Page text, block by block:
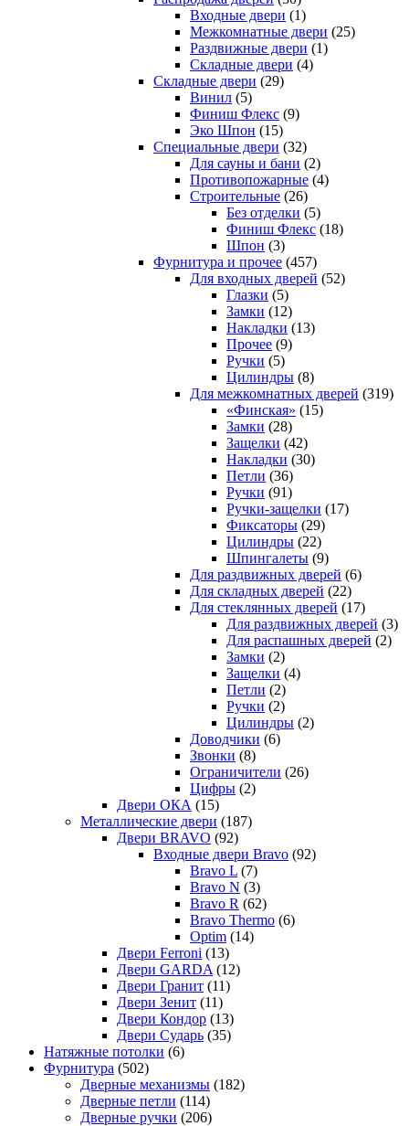
Входные двери (1)
Межкомнатные двери (25)
Раздвижные двери (1)
Складные двери (4)
Складные двери (29)
Винил (5)
Финиш Флекс (9)
Эко Шпон (15)
Специальные двери (32)
Для сауны и бани (2)
Противопожарные (4)
Строительные (26)
Без отделки (5)
Финиш Флекс (18)
Шпон (3)
Фурнитура и прочее (457)
Для входных дверей (52)
Глазки (5)
Замки (12)
Накладки (13)
Прочее (9)
Ручки (5)
Цилиндры (8)
Для межкомнатных дверей (319)
«Финская» (15)
Замки (28)
Защелки (42)
Накладки (30)
Петли (36)
Ручки (91)
Ручки-защелки (17)
Фиксаторы (29)
Цилиндры (22)
Шпингалеты (9)
Для раздвижных дверей (6)
Для складных дверей (22)
Для стеклянных дверей (17)
Для раздвижных дверей (3)
Для распашных дверей (2)
Замки (2)
Защелки (4)
Петли (2)
Ручки (2)
Цилиндры (2)
Доводчики (6)
Звонки (8)
Ограничители (26)
Цифры (2)
Двери ОКА (15)
Металлические двери (187)
Двери BRAVO (92)
Входные двери Bravo (92)
Bravo L (7)
Bravo N (3)
Bravo R (62)
Bravo Thermo (6)
Optim (14)
Двери Ferroni (13)
Двери GARDA (12)
Двери Гранит (11)
Двери Зенит (11)
Двери Кондор (13)
Двери Сударь (35)
Натяжные потолки (6)
Фурнитура (502)
Дверные механизмы (182)
Дверные петли (114)
Дверные ручки (206)